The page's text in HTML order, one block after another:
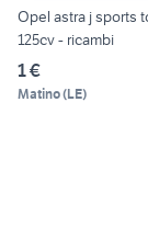
Opel astra j sports
125cv - ricambi
1 €
Matino(LE)